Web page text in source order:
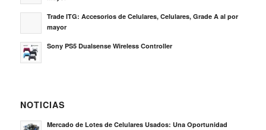
Trade ITG: Accesorios de Celulares, Celulares, Grade A al por
mayor
Sony PS5 Dualsense Wireless Controller
NOTICIAS
Mercado de Lotes de Celulares Usados: Una Oportunidad